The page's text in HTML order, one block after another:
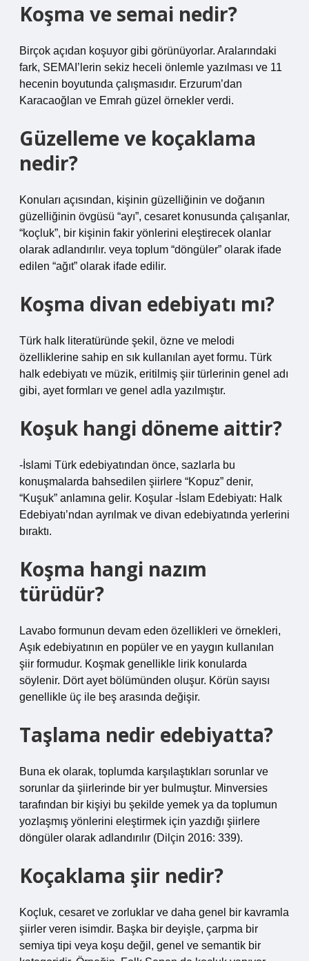
Koşma ve semai nedir?
Birçok açıdan koşuyor gibi görünüyorlar. Aralarındaki
fark, SEMAI’lerin sekiz heceli önlemle yazılması ve 11
hecenin boyutunda çalışmasıdır. Erzurum’dan
Karacaoğlan ve Emrah güzel örnekler verdi.
Güzelleme ve koçaklama
nedir?
Konuları açısından, kişinin güzelliğinin ve doğanın
güzelliğinin övgüsü “ayı”, cesaret konusunda çalışanlar,
“koçluk”, bir kişinin fakir yönlerini eleştirecek olanlar
olarak adlandırılır. veya toplum “döngüler” olarak ifade
edilen “ağıt” olarak ifade edilir.
Koşma divan edebiyatı mı?
Türk halk literatüründe şekil, özne ve melodi
özelliklerine sahip en sık kullanılan ayet formu. Türk
halk edebiyatı ve müzik, eritilmiş şiir türlerinin genel adı
gibi, ayet formları ve genel adla yazılmıştır.
Koşuk hangi döneme aittir?
-İslami Türk edebiyatından önce, sazlarla bu
konuşmalarda bahsedilen şiirlere “Kopuz” denir,
“Kuşuk” anlamına gelir. Koşular -İslam Edebiyatı: Halk
Edebiyatı’ndan ayrılmak ve divan edebiyatında yerlerini
bıraktı.
Koşma hangi nazım
türüdür?
Lavabo formunun devam eden özellikleri ve örnekleri,
Aşık edebiyatının en popüler ve en yaygın kullanılan
şiir formudur. Koşmak genellikle lirik konularda
söylenir. Dört ayet bölümünden oluşur. Körün sayısı
genellikle üç ile beş arasında değişir.
Taşlama nedir edebiyatta?
Buna ek olarak, toplumda karşılaştıkları sorunlar ve
sorunlar da şiirlerinde bir yer bulmuştur. Minversies
tarafından bir kişiyi bu şekilde yemek ya da toplumun
yozlaşmış yönlerini eleştirmek için yazdığı şiirlere
döngüler olarak adlandırılır (Dilçin 2016: 339).
Koçaklama şiir nedir?
Koçluk, cesaret ve zorluklar ve daha genel bir kavramla
şiirler veren isimdir. Başka bir deyişle, çarpma bir
semiya tipi veya koşu değil, genel ve semantik bir